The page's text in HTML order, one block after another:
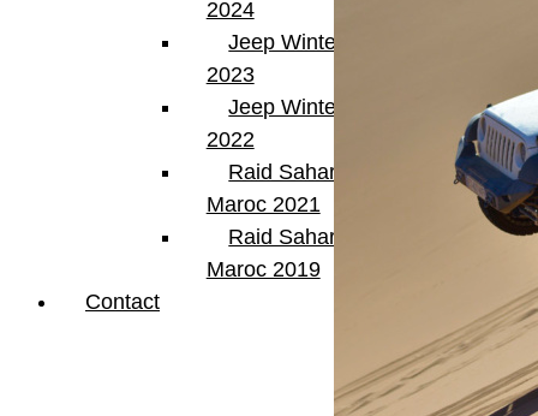
2024
Jeep Winter Tour
2023
Jeep Winter Tour
2022
Raid Sahara Tour
Maroc 2021
Raid Sahara Tour
Maroc 2019
Contact